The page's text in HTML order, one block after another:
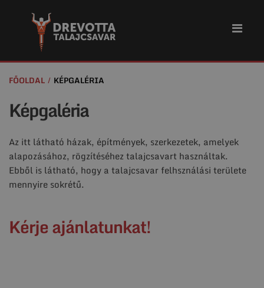
FŐOLDAL KÉPGALÉRIA
Képgaléria
Az itt látható házak, építmények, szerkezetek, amelyek
alapozásához, rögzítéséhez talajcsavart használtak.
Ebből is látható, hogy a talajcsavar felhsználási területe
mennyire sokrétű.
Kérje ajánlatunkat!